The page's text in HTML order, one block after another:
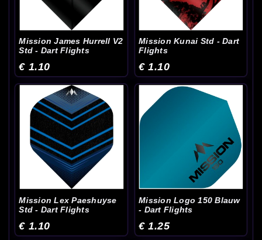
Mission James Hurrell V2
Std - Dart Flights
€ 1.10
Mission Kunai Std - Dart
Flights
€ 1.10
Mission Lex Paeshuyse
Std - Dart Flights
€ 1.10
Mission Logo 150 Blauw
- Dart Flights
€ 1.25